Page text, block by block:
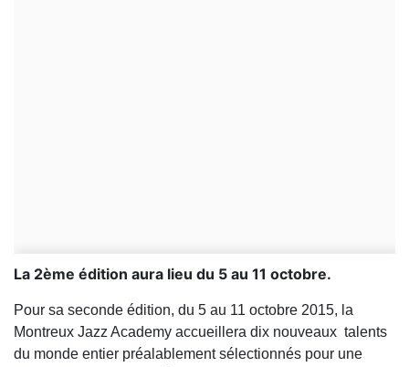
La 2ème édition aura lieu du 5 au 11 octobre.
Pour sa seconde édition, du 5 au 11 octobre 2015, la
Montreux Jazz Academy accueillera dix nouveaux talents
du monde entier préalablement sélectionnés pour une